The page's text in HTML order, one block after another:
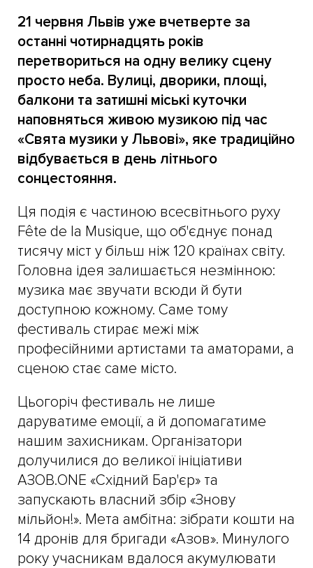
21 червня Львів уже вчетверте за
останні чотирнадцять років
перетвориться на одну велику сцену
просто неба. Вулиці, дворики, площі,
балкони та затишні міські куточки
наповняться живою музикою під час
«Свята музики у Львові», яке традиційно
відбувається в день літнього
сонцестояння.
Ця подія є частиною всесвітнього руху
Fête de la Musique, що об'єднує понад
тисячу міст у більш ніж 120 країнах світу.
Головна ідея залишається незмінною:
музика має звучати всюди й бути
доступною кожному. Саме тому
фестиваль стирає межі між
професійними артистами та аматорами, а
сценою стає саме місто.
Цьогоріч фестиваль не лише
даруватиме емоції, а й допомагатиме
нашим захисникам. Організатори
долучилися до великої ініціативи
АЗОВ.ONE «Східний Бар'єр» та
запускають власний збір «Знову
мільйон!». Мета амбітна: зібрати кошти на
14 дронів для бригади «Азов». Минулого
року учасникам вдалося акумулювати